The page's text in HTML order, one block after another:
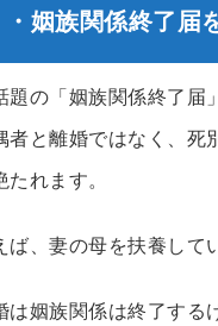
・姻族関係終了届
題の「姻族関係終了届」
者と離婚ではなく、死
たれます。
ば、妻の母を扶養して
は姻族関係は終了する